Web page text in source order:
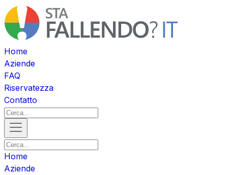
Home
Aziende
FAQ
Riservatezza
Contatto
Home
Aziende